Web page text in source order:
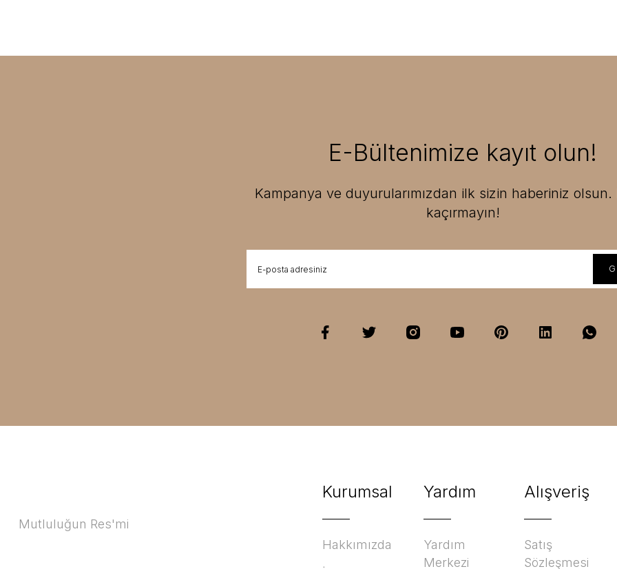
E-Bültenimize kayıt olun!
Kampanya ve duyurularımızdan ilk sizin haberiniz olsun.
kaçırmayın!
Mutluluğun Res'mi
Kurumsal
Hakkımızda
Yardım
Yardım
Merkezi
Alışveriş
Satış
Sözleşmesi